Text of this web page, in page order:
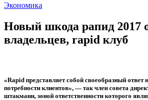
Экономика
Новый шкода рапид 2017
владельцев, rapid клуб
«Rapid представляет собой своеобразный ответ
потребности клиентов», — так член совета
штакманн, зоной ответственности которого